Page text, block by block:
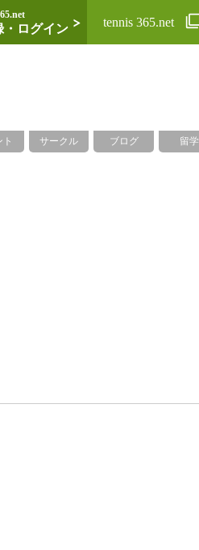
・ログイン tennis 365.net
サークル ブログ 留学